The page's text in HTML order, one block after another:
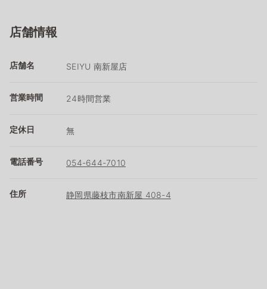
店舗情報
店舗名 SEIYU 南新屋店
営業時間 24時間営業
定休日 無
電話番号 054-644-7010
住所 静岡県藤枝市南新屋 408-4